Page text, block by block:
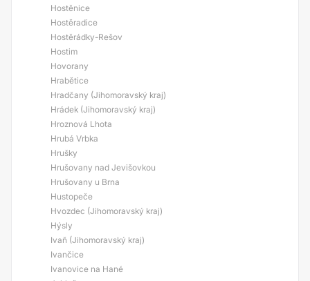
Hostěnice
Hostěradice
Hostěrádky-Rešov
Hostim
Hovorany
Hrabětice
Hradčany (Jihomoravský kraj)
Hrádek (Jihomoravský kraj)
Hroznová Lhota
Hrubá Vrbka
Hrušky
Hrušovany nad Jevišovkou
Hrušovany u Brna
Hustopeče
Hvozdec (Jihomoravský kraj)
Hýsly
Ivaň (Jihomoravský kraj)
Ivančice
Ivanovice na Hané